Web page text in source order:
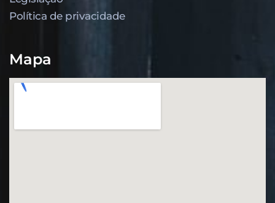
Política de privacidade
Mapa